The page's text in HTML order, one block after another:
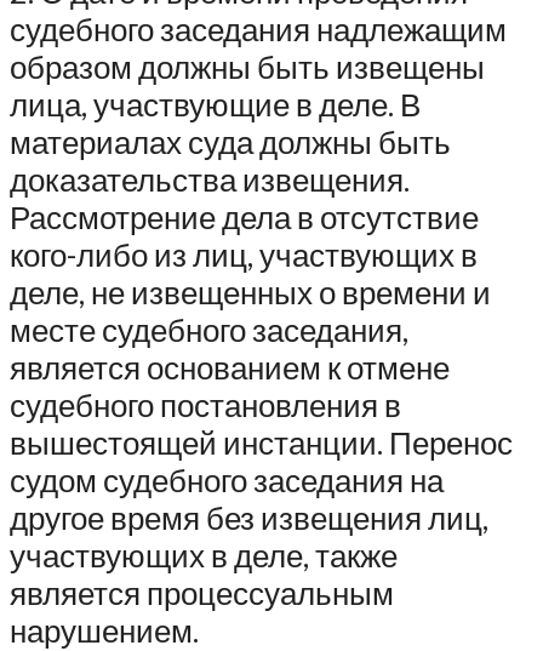
судебного заседания надлежащим
образом должны быть извещены
лица, участвующие в деле. В
материалах суда должны быть
доказательства извещения.
Рассмотрение дела в отсутствие
кого-либо из лиц, участвующих в
деле, не извещенных о времени и
месте судебного заседания,
является основанием к отмене
судебного постановления в
вышестоящей инстанции. Перенос
судом судебного заседания на
другое время без извещения лиц,
участвующих в деле, также
является процессуальным
нарушением.